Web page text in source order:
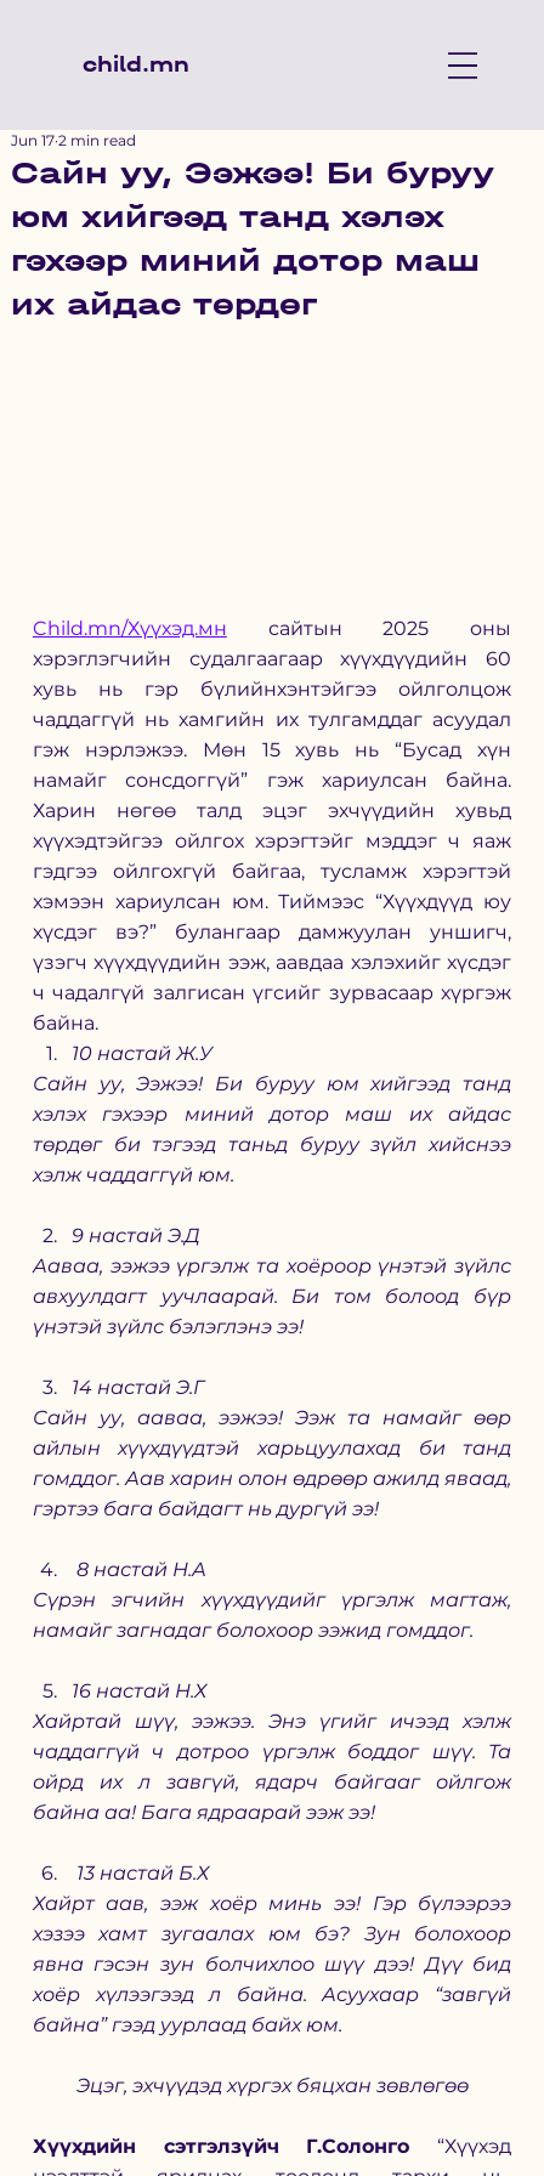
child.mn
Сайн уу, Ээжээ! Би буруу
юм хийгээд танд хэлэх
гэхээр миний дотор маш
их айдас төрдөг
Jun 17 2 min read
Child.mn/Хүүхэд.мн сайтын 2025 оны
хэрэглэгчийн судалгаагаар хүүхдүүдийн 60
хувь нь гэр бүлийнхэнтэйгээ ойлголцож
чаддаггүй нь хамгийн их тулгамддаг асуудал
гэж нэрлэжээ. Мөн 15 хувь нь “Бусад хүн
намайг сонсдоггүй” гэж хариулсан байна.
Харин нөгөө талд эцэг эхчүүдийн хувьд
хүүхэдтэйгээ ойлгох хэрэгтэйг мэддэг ч яаж
гэдгээ ойлгохгүй байгаа, тусламж хэрэгтэй
хэмээн хариулсан юм. Тиймээс “Хүүхдүүд юу
хүсдэг вэ?” булангаар дамжуулан уншигч,
үзэгч хүүхдүүдийн ээж, аавдаа хэлэхийг хүсдэг
ч чадалгүй залгисан үгсийг зурвасаар хүргэж
байна.
10 настай Ж.У
Сайн уу, Ээжээ! Би буруу юм хийгээд танд
хэлэх гэхээр миний дотор маш их айдас
төрдөг би тэгээд таньд буруу зүйл хийснээ
хэлж чаддаггүй юм.
9 настай Э.Д
Ааваа, ээжээ үргэлж та хоёроор үнэтэй зүйлс
авхуулдагт уучлаарай. Би том болоод бүр
үнэтэй зүйлс бэлэглэнэ ээ!
14 настай Э.Г
Сайн уу, ааваа, ээжээ! Ээж та намайг өөр
айлын хүүхдүүдтэй харьцуулахад би танд
гомддог. Аав харин олон өдрөөр ажилд яваад,
гэртээ бага байдагт нь дургүй ээ!
8 настай Н.А
Сүрэн эгчийн хүүхдүүдийг үргэлж магтаж,
намайг загнадаг болохоор ээжид гомддог.
16 настай Н.Х
Хайртай шүү, ээжээ. Энэ үгийг ичээд хэлж
чаддаггүй ч дотроо үргэлж боддог шүү. Та
ойрд их л завгүй, ядарч байгааг ойлгож
байна аа! Бага ядраарай ээж ээ!
13 настай Б.Х
Хайрт аав, ээж хоёр минь ээ! Гэр бүлээрээ
хэзээ хамт зугаалах юм бэ? Зун болохоор
явна гэсэн зун болчихлоо шүү дээ! Дүү бид
хоёр хүлээгээд л байна. Асуухаар “завгүй
байна” гээд уурлаад байх юм.
Эцэг, эхчүүдэд хүргэх бяцхан зөвлөгөө
Хүүхдийн сэтгэлзүйч Г.Солонго “Хүүхэд